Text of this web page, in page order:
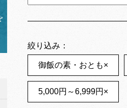
絞り込み：
御飯の素・おとも×
5,000円～6,999円 ×